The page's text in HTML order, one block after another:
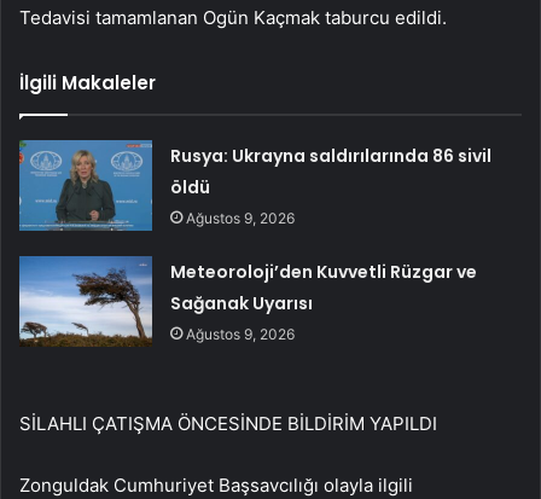
Tedavisi tamamlanan Ogün Kaçmak taburcu edildi.
İlgili Makaleler
Rusya: Ukrayna saldırılarında 86 sivil
öldü
Ağustos 9, 2026
Meteoroloji’den Kuvvetli Rüzgar ve
Sağanak Uyarısı
Ağustos 9, 2026
SİLAHLI ÇATIŞMA ÖNCESİNDE BİLDİRİM YAPILDI
Zonguldak Cumhuriyet Başsavcılığı olayla ilgili